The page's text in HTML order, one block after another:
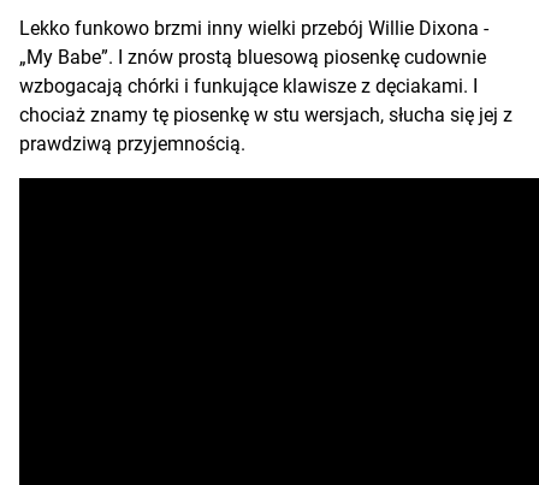
Lekko funkowo brzmi inny wielki przebój Willie Dixona -
„My Babe”. I znów prostą bluesową piosenkę cudownie
wzbogacają chórki i funkujące klawisze z dęciakami. I
chociaż znamy tę piosenkę w stu wersjach, słucha się jej z
prawdziwą przyjemnością.